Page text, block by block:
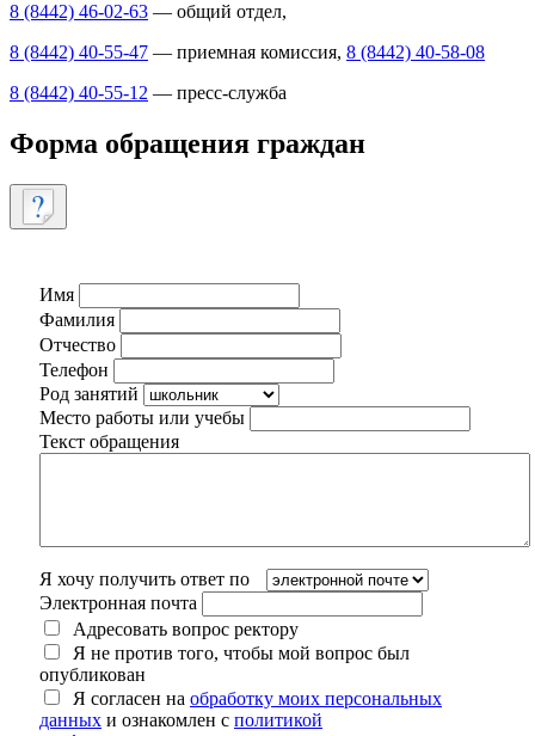
8 (8442) 46-02-63 — общий отдел,
8 (8442) 40-55-47 — приемная комиссия, 8 (8442) 40-58-08
8 (8442) 40-55-12 — пресс-служба
Форма обращения граждан
Имя
Фамилия
Отчество
Телефон
Род занятий
Место работы или учебы
Текст обращения
Я хочу получить ответ по
Электронная почта
Адресовать вопрос ректору
Я не против того, чтобы мой вопрос был
опубликован
Я согласен на обработку моих персональных
данных и ознакомлен с политикой